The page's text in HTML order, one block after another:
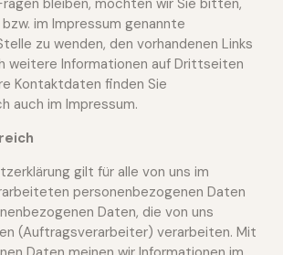
bleiben, möchten wir Sie bitten,
im Impressum genannte
zu wenden, den vorhandenen Links
weitere Informationen auf Drittseiten
Kontaktdaten finden Sie
auch im Impressum.
gilt für alle von uns im
personenbezogenen Daten
Daten, die von uns
(Auftragsverarbeiter) verarbeiten. Mit